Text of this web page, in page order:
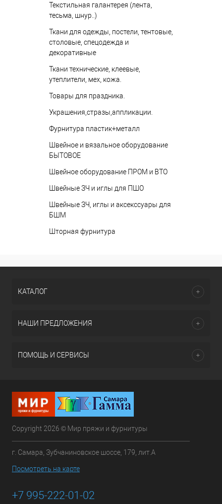
Текстильная галантерея (лента,
тесьма, шнур..)
Ткани для одежды, постели, тентовые,
столовые, спецодежда и
декоративные
Ткани технические, клеевые,
утеплители, мех, кожа.
Товары для праздника.
Украшения,стразы,аппликации.
Фурнитура пластик+металл
Швейное и вязальное оборудование
БЫТОВОЕ
Швейное оборудование ПРОМ и ВТО
Швейные ЗЧ и иглы для ПШО
Швейные ЗЧ, иглы и аксекссуары для
БШМ
Шторная фурнитура
КАТАЛОГ
НАШИ ПРЕДЛОЖЕНИЯ
ПОМОЩЬ И СЕРВИСЫ
Copyright 2026 © Мир пряжи и фурнитуры
г. Самара, Зубчаниновское шоссе, 179, лит.А
Посмотреть на карте
+7 995-222-01-02